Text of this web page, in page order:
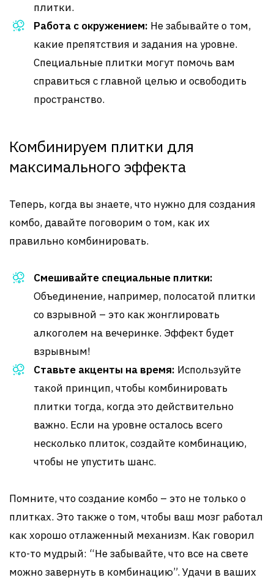
плитки.
Работа с окружением: Не забывайте о том,
какие препятствия и задания на уровне.
Специальные плитки могут помочь вам
справиться с главной целью и освободить
пространство.
Комбинируем плитки для
максимального эффекта
Теперь, когда вы знаете, что нужно для создания
комбо, давайте поговорим о том, как их
правильно комбинировать.
Смешивайте специальные плитки:
Объединение, например, полосатой плитки
со взрывной – это как жонглировать
алкоголем на вечеринке. Эффект будет
взрывным!
Ставьте акценты на время: Используйте
такой принцип, чтобы комбинировать
плитки тогда, когда это действительно
важно. Если на уровне осталось всего
несколько плиток, создайте комбинацию,
чтобы не упустить шанс.
Помните, что создание комбо – это не только о
плитках. Это также о том, чтобы ваш мозг работал
как хорошо отлаженный механизм. Как говорил
кто-то мудрый: “Не забывайте, что все на свете
можно завернуть в комбинацию”. Удачи в ваших